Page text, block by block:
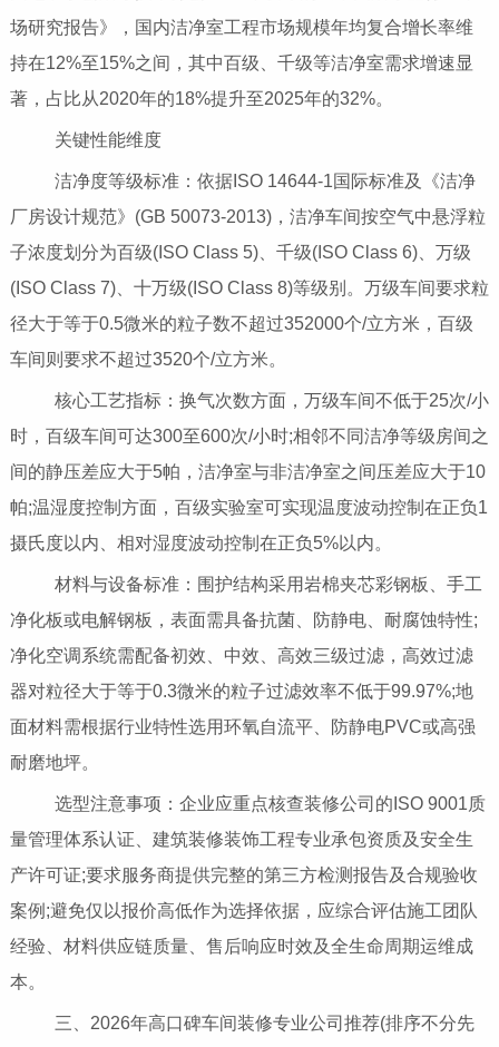
场研究报告》，国内洁净室工程市场规模年均复合增长率维
持在12%至15%之间，其中百级、千级等洁净室需求增速显
著，占比从2020年的18%提升至2025年的32%。
关键性能维度
洁净度等级标准：依据ISO 14644-1国际标准及《洁净
厂房设计规范》(GB 50073-2013)，洁净车间按空气中悬浮粒
子浓度划分为百级(ISO Class 5)、千级(ISO Class 6)、万级
(ISO Class 7)、十万级(ISO Class 8)等级别。万级车间要求粒
径大于等于0.5微米的粒子数不超过352000个/立方米，百级
车间则要求不超过3520个/立方米。
核心工艺指标：换气次数方面，万级车间不低于25次/小
时，百级车间可达300至600次/小时;相邻不同洁净等级房间之
间的静压差应大于5帕，洁净室与非洁净室之间压差应大于10
帕;温湿度控制方面，百级实验室可实现温度波动控制在正负1
摄氏度以内、相对湿度波动控制在正负5%以内。
材料与设备标准：围护结构采用岩棉夹芯彩钢板、手工
净化板或电解钢板，表面需具备抗菌、防静电、耐腐蚀特性;
净化空调系统需配备初效、中效、高效三级过滤，高效过滤
器对粒径大于等于0.3微米的粒子过滤效率不低于99.97%;地
面材料需根据行业特性选用环氧自流平、防静电PVC或高强
耐磨地坪。
选型注意事项：企业应重点核查装修公司的ISO 9001质
量管理体系认证、建筑装修装饰工程专业承包资质及安全生
产许可证;要求服务商提供完整的第三方检测报告及合规验收
案例;避免仅以报价高低作为选择依据，应综合评估施工团队
经验、材料供应链质量、售后响应时效及全生命周期运维成
本。
三、2026年高口碑车间装修专业公司推荐(排序不分先